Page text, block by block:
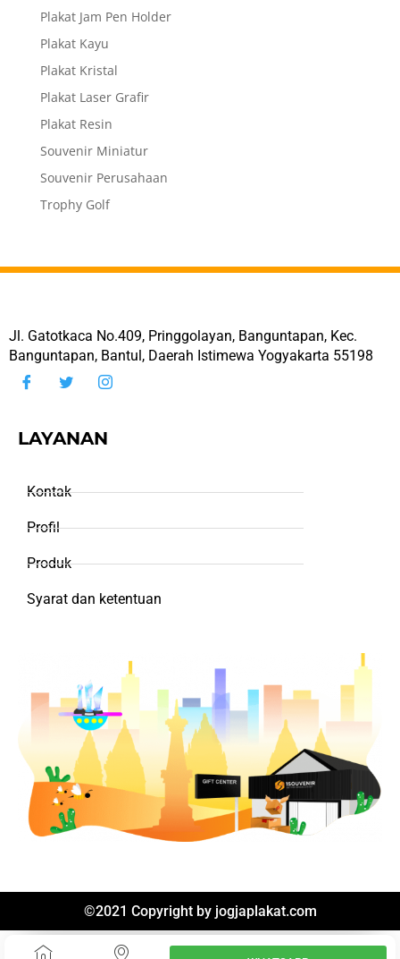
Plakat Jam Pen Holder
Plakat Kayu
Plakat Kristal
Plakat Laser Grafir
Plakat Resin
Souvenir Miniatur
Souvenir Perusahaan
Trophy Golf
Jl. Gatotkaca No.409, Pringgolayan, Banguntapan, Kec.
Banguntapan, Bantul, Daerah Istimewa Yogyakarta 55198
LAYANAN
Kontak
Profil
Produk
Syarat dan ketentuan
©2021 Copyright by jogjaplakat.com